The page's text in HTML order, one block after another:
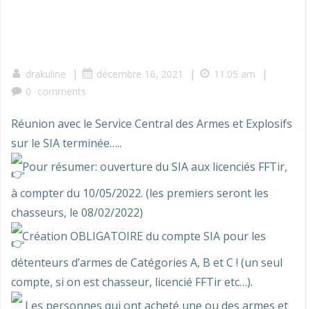
drakuline | décembre 16, 2021 | 11:05 am |
0 comments
Réunion avec le Service Central des Armes et Explosifs
sur le SIA terminée…..
Pour résumer: ouverture du SIA aux licenciés FFTir,
à compter du 10/05/2022. (les premiers seront les
chasseurs, le 08/02/2022)
Création OBLIGATOIRE du compte SIA pour les
détenteurs d’armes de Catégories A, B et C ! (un seul
compte, si on est chasseur, licencié FFTir etc…).
Les personnes qui ont acheté une ou des armes et